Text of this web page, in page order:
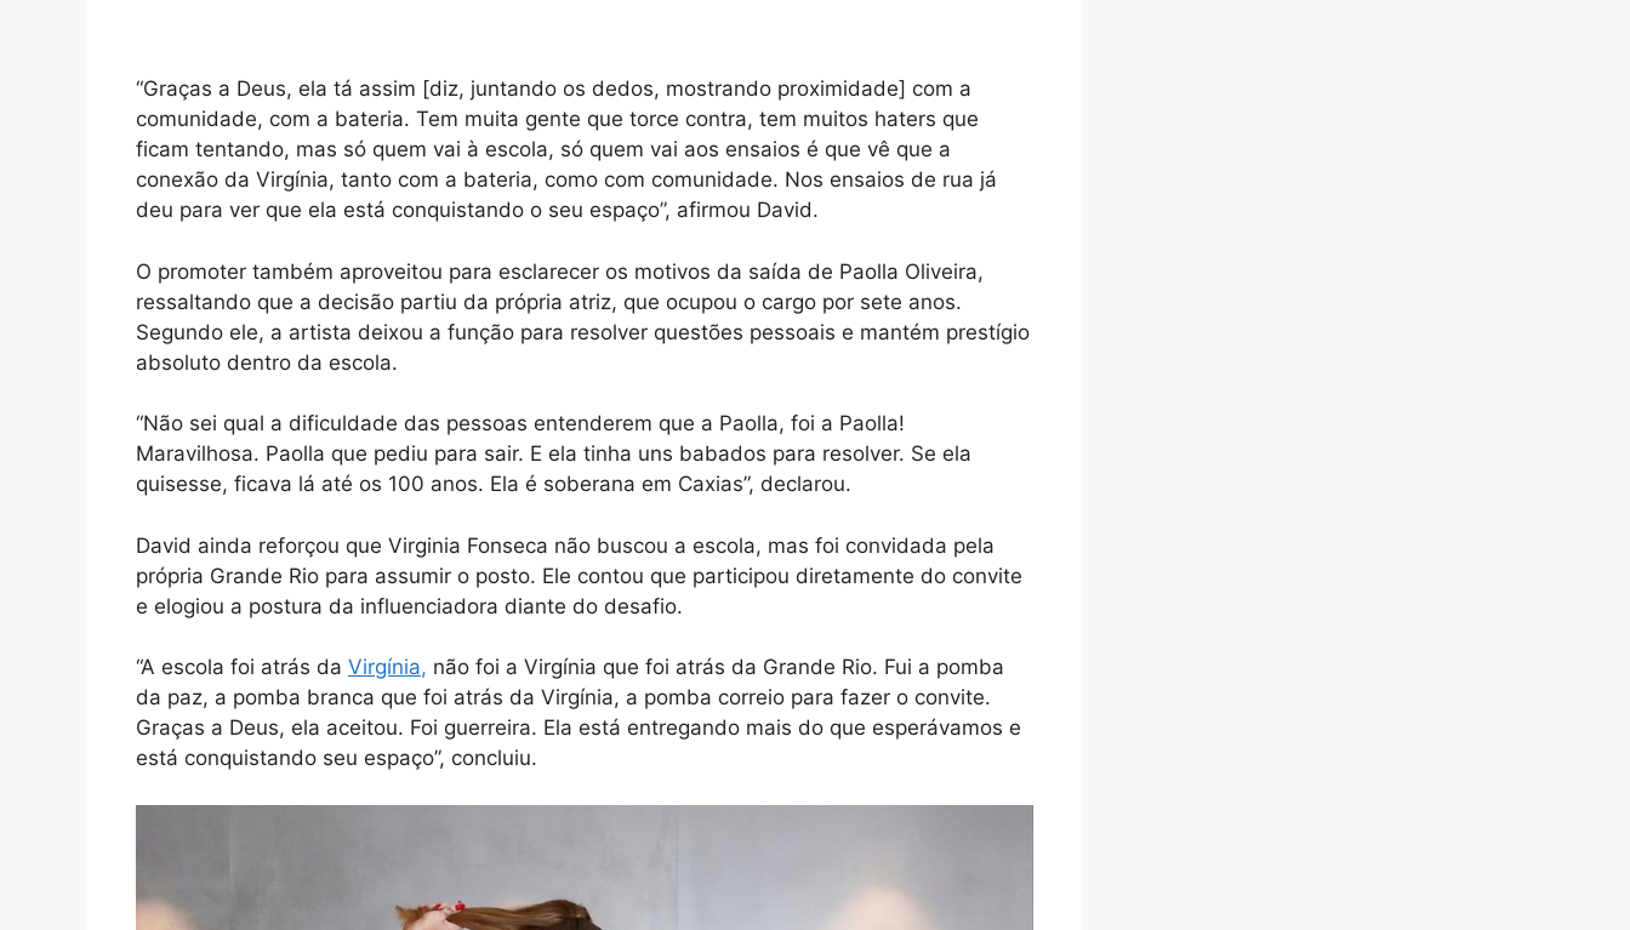
“Graças a Deus, ela tá assim [diz, juntando os dedos, mostrando proximidade] com a
comunidade, com a bateria. Tem muita gente que torce contra, tem muitos haters que
ficam tentando, mas só quem vai à escola, só quem vai aos ensaios é que vê que a
conexão da Virgínia, tanto com a bateria, como com comunidade. Nos ensaios de rua já
deu para ver que ela está conquistando o seu espaço”, afirmou David.
O promoter também aproveitou para esclarecer os motivos da saída de Paolla Oliveira,
ressaltando que a decisão partiu da própria atriz, que ocupou o cargo por sete anos.
Segundo ele, a artista deixou a função para resolver questões pessoais e mantém prestígio
absoluto dentro da escola.
“Não sei qual a dificuldade das pessoas entenderem que a Paolla, foi a Paolla!
Maravilhosa. Paolla que pediu para sair. E ela tinha uns babados para resolver. Se ela
quisesse, ficava lá até os 100 anos. Ela é soberana em Caxias”, declarou.
David ainda reforçou que Virginia Fonseca não buscou a escola, mas foi convidada pela
própria Grande Rio para assumir o posto. Ele contou que participou diretamente do convite
e elogiou a postura da influenciadora diante do desafio.
“A escola foi atrás da Virgínia, não foi a Virgínia que foi atrás da Grande Rio. Fui a pomba
da paz, a pomba branca que foi atrás da Virgínia, a pomba correio para fazer o convite.
Graças a Deus, ela aceitou. Foi guerreira. Ela está entregando mais do que esperávamos e
está conquistando seu espaço”, concluiu.